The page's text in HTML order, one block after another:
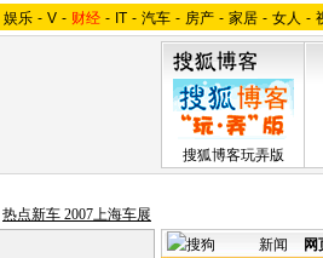
娱乐 - V - 财经 - IT - 汽车 - 房产 - 家居 - 女人 -
搜狐博客玩弄版
热点新车 2007上海车展
新闻 网